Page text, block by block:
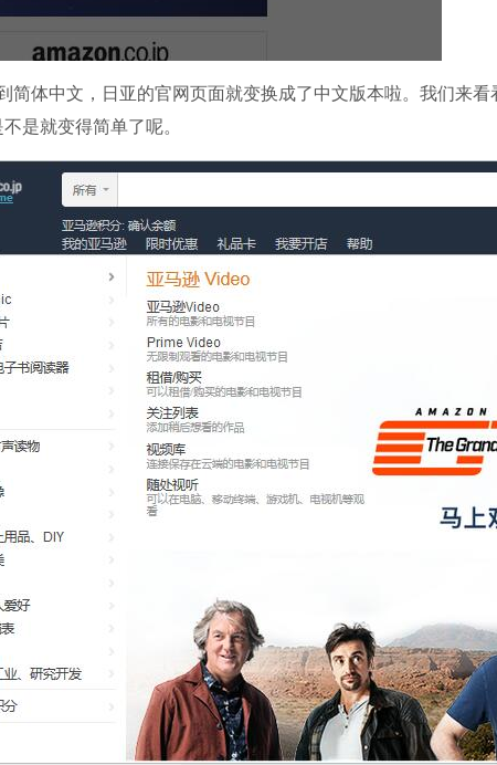
简体中文，日亚的官网页面就变换成了中文版本啦。我们来看
是就变得简单了呢。